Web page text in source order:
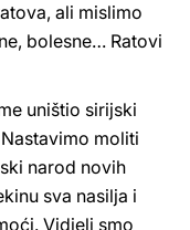
ali mislimo
bolesne… Ratovi
uništio sirijski
moliti
narod novih
sva nasilja i
Vidjeli smo